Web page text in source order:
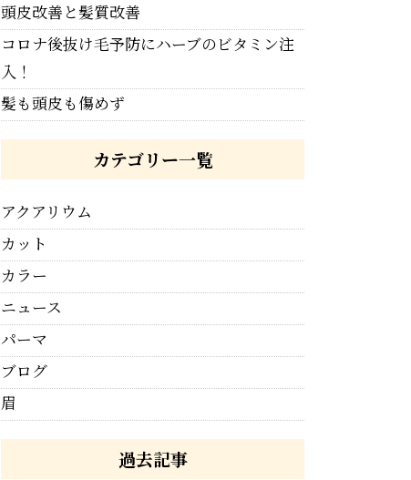
頭皮改善と髪質改善
コロナ後抜け毛予防にハーブのビタミン注
入！
髪も頭皮も傷めず
カテゴリー一覧
アクアリウム
カット
カラー
ニュース
パーマ
ブログ
眉
過去記事